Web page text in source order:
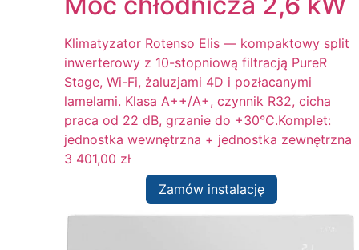
Klimatyzator Rotenso Elis — kompaktowy split
inwerterowy z 10-stopniową filtracją PureR
Stage, Wi-Fi, żaluzjami 4D i pozłacanymi
lamelami. Klasa A++/A+, czynnik R32, cicha
praca od 22 dB, grzanie do +30°C.Komplet:
jednostka wewnętrzna + jednostka zewnętrzna
3 401,00 zł
Zamów instalację